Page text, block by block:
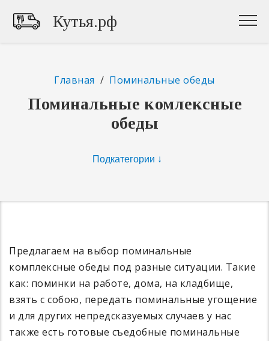
Кутья.рф
Главная / Поминальные обеды
Поминальные комлексные
обеды
Предлагаем на выбор поминальные
комплексные обеды под разные ситуации. Такие
как: поминки на работе, дома, на кладбище,
взять с собою, передать поминальные угощение
и для других непредсказуемых случаев у нас
также есть готовые съедобные поминальные